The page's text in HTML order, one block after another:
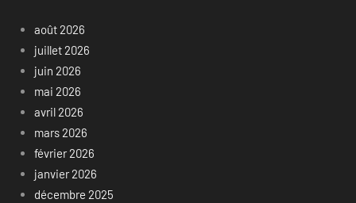
août 2026
juillet 2026
juin 2026
mai 2026
avril 2026
mars 2026
février 2026
janvier 2026
décembre 2025